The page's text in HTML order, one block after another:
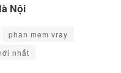
Nội
phan mem vray
nhất